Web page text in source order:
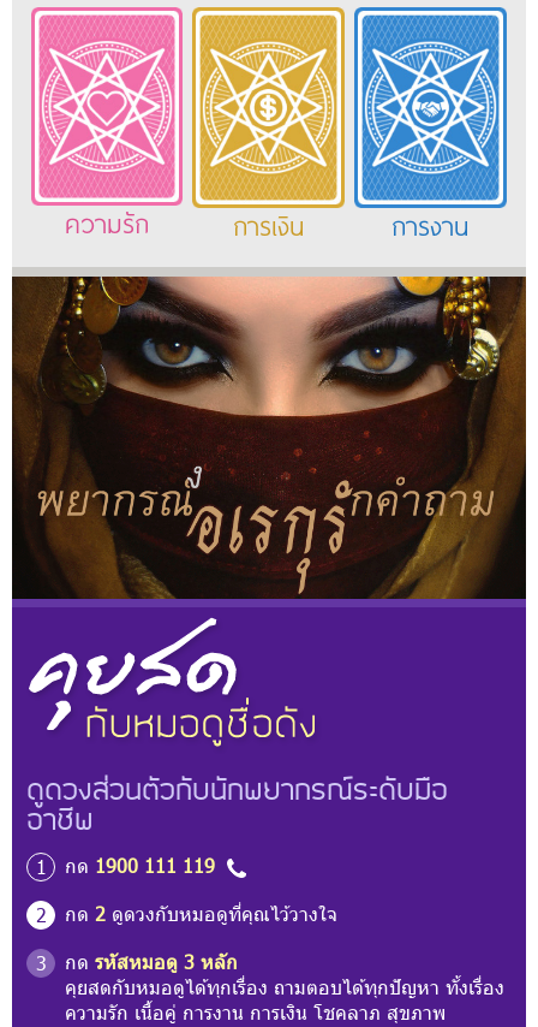
ความรัก การเงิน การงาน
ดูดวงส่วนตัวกับนักพยากรณ์ระดับมือ
อาชีพ
1 กด 1900 111 119
2
กด 2 ดูดวงกับหมอดูที่คุณไว้วางใจ
3
กด รหัสหมอดู 3 หลัก
คุยสดกับหมอดูได้ทุกเรื่อง ถามตอบได้ทุกปัญหา ทั้งเรื่อง
ความรัก เนื้อคู่ การงาน การเงิน โชคลาภ สุขภาพ